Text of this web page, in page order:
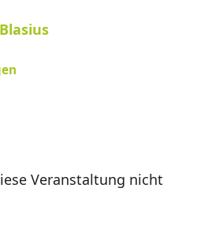
Veranstaltung nicht